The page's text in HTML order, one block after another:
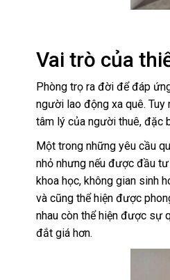
Vai trò của
Phòng trọ ra đời để đáp
người lao động xa quê.
tâm lý của người thuê, đặc
Một trong những yêu cầu
nhỏ nhưng nếu được đầu tư
khoa học, không gian sinh
và cũng thể hiện được
nhau còn thể hiện được sự
đắt giá hơn.